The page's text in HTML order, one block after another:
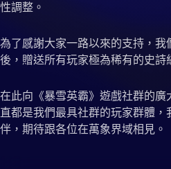
性調整。
為了感謝大家一路以來的支持，
後，贈送所有玩家極為稀有的史詩
在此向《暴雪英霸》遊戲社群的
直都是我們最具社群的玩家群體
伴，期待跟各位在萬象界域相見。